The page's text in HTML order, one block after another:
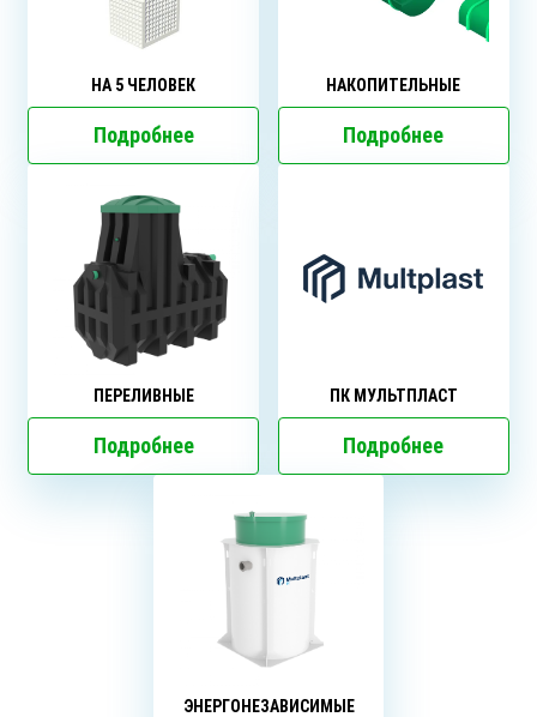
НА 5 ЧЕЛОВЕК
Подробнее
НАКОПИТЕЛЬНЫЕ
Подробнее
ПЕРЕЛИВНЫЕ
Подробнее
ПК МУЛЬТПЛАСТ
Подробнее
ЭНЕРГОНЕЗАВИСИМЫЕ